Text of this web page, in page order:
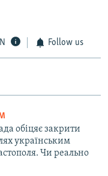
Follow us
обіцяє закрити
українським
Чи реально